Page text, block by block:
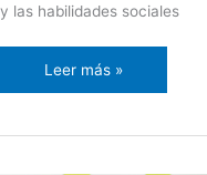
y las habilidades sociales
Leer más »